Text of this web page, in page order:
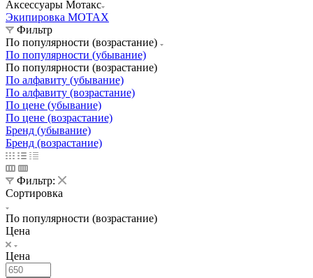
Аксессуары Мотакс
Экипировка MOTAX
Фильтр
По популярности (возрастание)
По популярности (убывание)
По популярности (возрастание)
По алфавиту (убывание)
По алфавиту (возрастание)
По цене (убывание)
По цене (возрастание)
Бренд (убывание)
Бренд (возрастание)
Фильтр:
Сортировка
По популярности (возрастание)
Цена
Цена